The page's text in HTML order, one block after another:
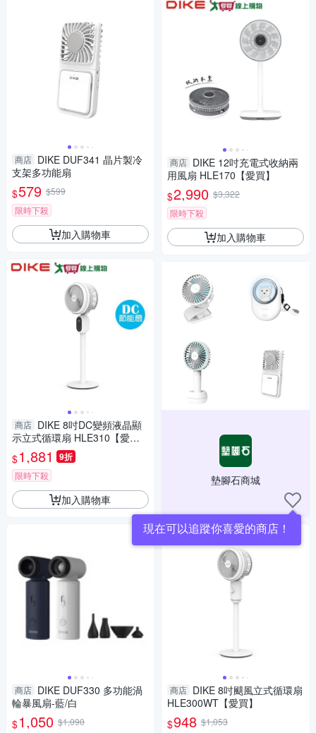
商店 DIKE DUF341 晶片製冷
支架多功能扇
$579 $599
限時下殺
加入購物車
商店 DIKE 8吋DC變頻液晶顯
示立式循環扇 HLE310【愛
買】
$1,881 9折
限時下殺
加入購物車
商店 DIKE DUF330 多功能渦
輪暴風扇-藍/白
$1,050 $1,090
商店 DIKE 12吋充電式收納兩
用風扇 HLE170【愛買】
$2,990 $3,322
限時下殺
加入購物車
墊腳石商城
現在可以追蹤你喜愛的商店！
商店 DIKE 8吋颶風立式循環扇
HLE300WT【愛買】
$948 $1,053